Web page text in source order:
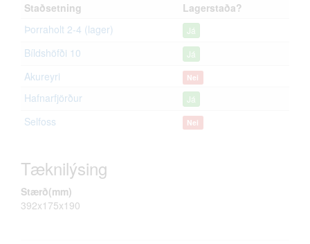
Staðsetning
Lagerstaða?
Þorraholt 2-4 (lager)
Já
Bíldshöfði 10 Já
Akureyri Nei
Hafnarfjörður Já
Selfoss Nei
Tæknilýsing
Stærð(mm)
392x175x190